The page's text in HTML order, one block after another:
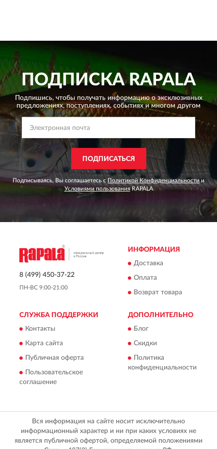
ПОДПИСКАRAPALA
Подпишись, чтобы получать информацию о эксклюзивных
предложениях,поступлениях, событиях и многом другом
ПОДПИСАТЬСЯ
Подписываясь, Вы соглашаетесь сПолитикой Конфиденциальности и
Условиями пользованияRAPALA
8 (499) 450-37-22
ПН-ВС 9:00-21:00
ИНФОРМАЦИЯ
Доставка
Оплата
Возврат товара
СЛУЖБА ПОДДЕРЖКИ
Контакты
Карта сайта
Публичная оферта
Пользовательское
соглашение
ДОПОЛНИТЕЛЬНО
Блог
Скидки
Политика
конфиденциальности
Вся информация на сайте носит исключительно
информационный характер и ни при каких условиях не
является публичной офертой, определяемой положениями